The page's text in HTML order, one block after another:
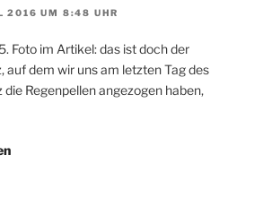
2016 UM 8:48 UHR
Foto im Artikel: das ist doch der
auf dem wir uns am letzten Tag des
die Regenpellen angezogen haben,